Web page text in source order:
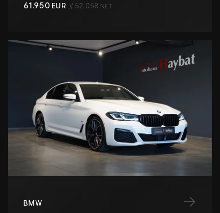
61.950 EUR // 52.058 NET
→
BMW